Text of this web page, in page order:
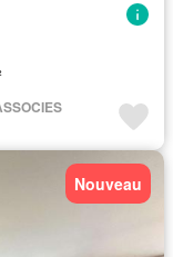
Nouveau